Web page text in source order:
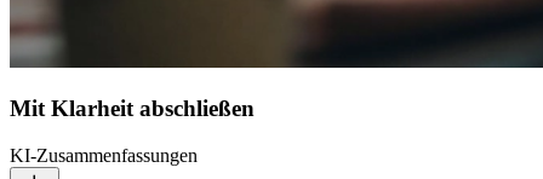
Mit Klarheit abschließen
KI-Zusammenfassungen